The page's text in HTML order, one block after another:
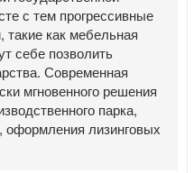
с тем прогрессивные
такие как мебельная
себе позволить
Современная
мгновенного решения
парка,
оформления лизинговых